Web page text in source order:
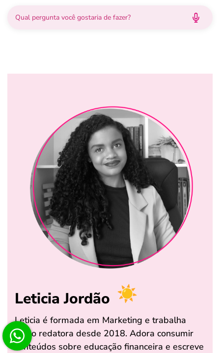
Leticia Jordão
Leticia é formada em Marketing e trabalha
como redatora desde 2018. Adora consumir
conteúdos sobre educação financeira e escreve